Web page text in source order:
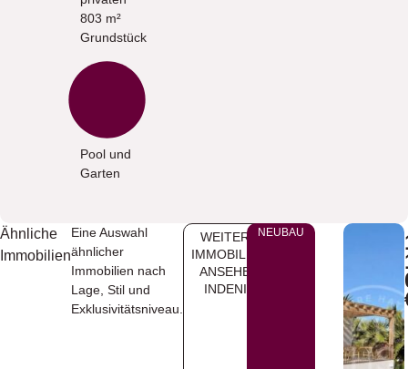
803 m²
Grundstück
Pool und
Garten
Ähnliche
Immobilien
Eine Auswahl
ähnlicher
Immobilien nach
Lage, Stil und
Exklusivitätsniveau.
WEITERE
IMMOBILIEN
ANSEHEN
INDENIA
NEUBAU